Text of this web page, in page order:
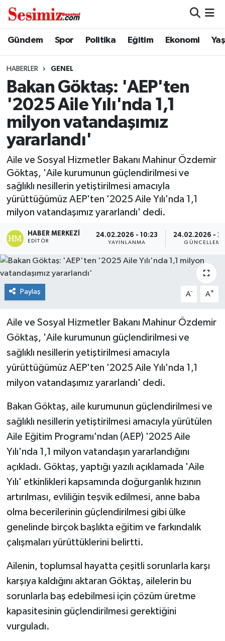
Gündem Spor Politika Eğitim Ekonomi
HABERLER GENEL
Bakan Göktaş: 'AEP'ten
'2025 Aile Yılı'nda 1,1
milyon vatandaşımız
yararlandı'
Aile ve Sosyal Hizmetler Bakanı Mahinur Özdemir
Göktaş, 'Aile kurumunun güçlendirilmesi ve
sağlıklı nesillerin yetiştirilmesi amacıyla
yürüttüğümüz AEP'ten '2025 Aile Yılı'nda 1,1
milyon vatandaşımız yararlandı' dedi.
HABER MERKEZI
EDITÖR
24.02.2026 - 10:23
YAYINLANMA
24.02.2026 -
GÜNCELLEME
Paylaş A- A+
Aile ve Sosyal Hizmetler Bakanı Mahinur Özdemir
Göktaş, 'Aile kurumunun güçlendirilmesi ve
sağlıklı nesillerin yetiştirilmesi amacıyla
yürüttüğümüz AEP'ten '2025 Aile Yılı'nda 1,1
milyon vatandaşımız yararlandı' dedi.
Bakan Göktaş, aile kurumunun güçlendirilmesi ve
sağlıklı nesillerin yetiştirilmesi amacıyla yürütülen
Aile Eğitim Programı'ndan (AEP) '2025 Aile
Yılı'nda 1,1 milyon vatandaşın yararlandığını
açıkladı. Göktaş, yaptığı yazılı açıklamada 'Aile
Yılı' etkinlikleri kapsamında doğurganlık hızının
artırılması, evliliğin teşvik edilmesi, anne baba
olma becerilerinin güçlendirilmesi gibi ülke
genelinde birçok başlıkta eğitim ve farkındalık
çalışmaları yürüttüklerini belirtti.
Ailenin, toplumsal hayatta çeşitli sorunlarla karşı
karşıya kaldığını aktaran Göktaş, ailelerin bu
sorunlarla baş edebilmesi için çözüm üretme
kapasitesinin güçlendirilmesi gerektiğini
vurguladı.
Dünya
Ekonomi
Genel
Gündem
Magazin
Politika
Sağlık
Spor
Tokat Haberleri
Yaşam
Nöbetçi Eczaneler
Namaz Vakitleri
Trafik Durumu
Süper Lig Puan Durumu ve Fikstür
Tüm Manşetler
Son Dakika Haberleri
Haber Arşivi